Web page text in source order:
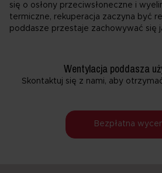
się o osłony przeciwsłoneczne i
termiczne, rekuperacja zaczyna być
poddasze przestaje zachowywać się
Wentylacja poddasza
Skontaktuj się z nami, aby
Bezpłatna